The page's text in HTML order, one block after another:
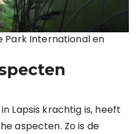
Park International en
Lapsis krachtig is, heeft
aspecten. Zo is de